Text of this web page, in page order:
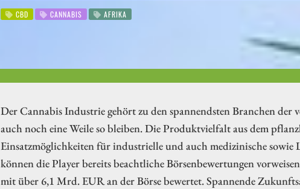
CBD CANNABIS AFRIKA
Der Cannabis Industrie gehört zu den spannendsten Branchen der
auch noch eine Weile so bleiben. Die Produktvielfalt aus dem
Einsatzmöglichkeiten für industrielle und auch medizinische sowie
können die Player bereits beachtliche Börsenbewertungen
mit über 6,1 Mrd. EUR an der Börse bewertet. Spannende